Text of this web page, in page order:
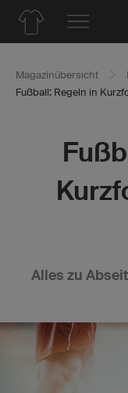
Magazinübersicht
Fußball: Regeln in
Alles zu